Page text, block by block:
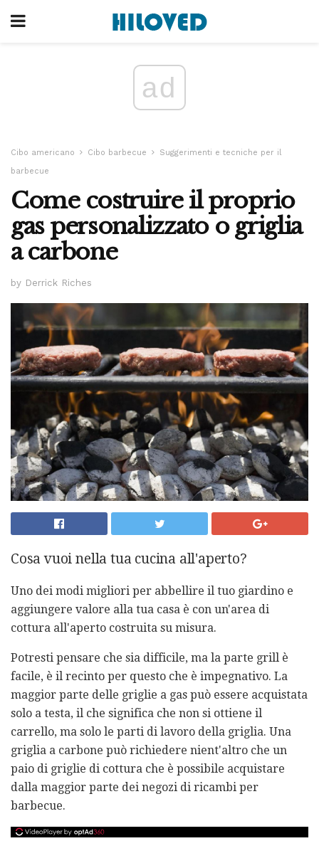
ad
Cibo americano Cibo barbecue
Suggerimenti e tecniche per il
barbecue
Come costruire il proprio
gas personalizzato o griglia
a carbone
by Derrick Riches
Cosa vuoi nella tua cucina all'aperto?
Uno dei modi migliori per abbellire il tuo giardino e
aggiungere valore alla tua casa è con un'area di
cottura all'aperto costruita su misura.
Potresti pensare che sia difficile, ma la parte grill è
facile, è il recinto per questo che è impegnativo. La
maggior parte delle griglie a gas può essere acquistata
solo a testa, il che significa che non si ottiene il
carrello, ma solo le parti di lavoro della griglia. Una
griglia a carbone può richiedere nient'altro che un
paio di griglie di cottura che è possibile acquistare
dalla maggior parte dei negozi di ricambi per
barbecue.